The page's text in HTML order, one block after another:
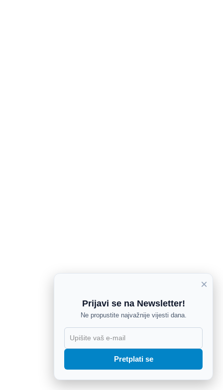
×
Prijavi se na Newsletter!
Ne propustite najvažnije vijesti dana.
Pretplati se